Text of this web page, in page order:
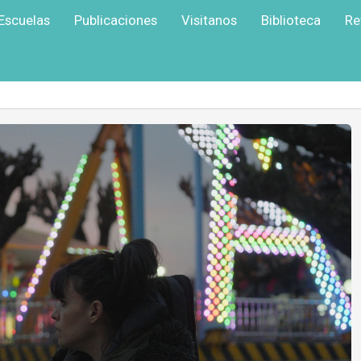
Publicaciones Visitanos Biblioteca